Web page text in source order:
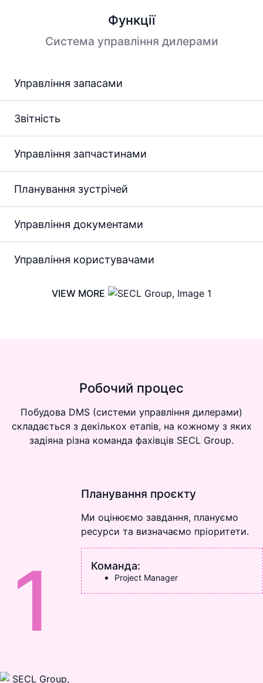
Функції
Система управління дилерами
Управління запасами
Звітність
Управління запчастинами
Планування зустрічей
Управління документами
Управління користувачами
VIEW MORE
Робочий процес
Побудова DMS (системи управління дилерами)
складається з декількох етапів, на кожному з яких
задіяна різна команда фахівців SECL Group.
1
Планування проєкту
Ми оцінюємо завдання, плануємо
ресурси та визначаємо пріоритети.
Команда:
Project Manager